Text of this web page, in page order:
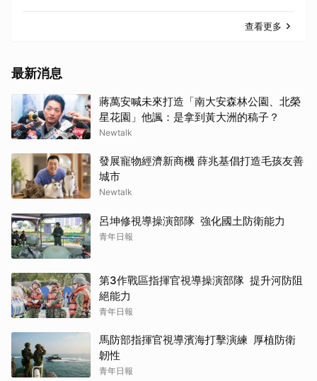
查看更多
最新消息
蔣萬安喊未來打造「南大安森林公園、北榮
星花園」他諷：是拿到黃大洲的稿子？
Newtalk
發展寵物經濟新商機 薛兆基倡打造毛孩友善
城市
Newtalk
呂坤修視導操演部隊 強化國土防衛能力
青年日報
第3作戰區指揮官視導操演部隊 提升河防阻
絕能力
青年日報
馬防部指揮官視導濱海打擊演練 厚植防衛
韌性
青年日報